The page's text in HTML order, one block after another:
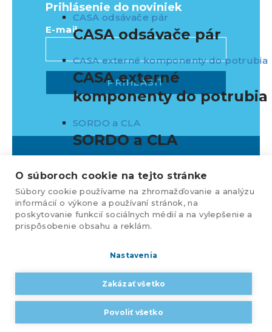
CASA odsávače pár
CASA odsávače pár
CASA externé komponenty do potrubia
CASA externé
komponenty do potrubia
SORDO a CLA
SORDO a CLA
Sanitácia vzduchu
Distribúcia vzduchu
Distribúcia vzduchu
CASAStore
CASAStore
Návrhové programy
Návrhové programy
Prihlásenie do noviniek
E-mail
KLEMENS, s.r.o., Nižnianska 6572/2,
080 06 Ľubotice, e-mail:
Web dizajn:MARLOW DESIGN
Ochrana osobných údajov
O súboroch cookie na tejto stránke
Súbory cookie používame na zhromažďovanie a analýzu
informácií o výkone a používaní stránok, na
poskytovanie funkcií sociálnych médií a na vylepšenie a
prispôsobenie obsahu a reklám.
Nastavenia
Zakázať všetko
Povoliť všetko